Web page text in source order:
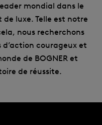
mondial dans le
luxe. Telle est notre
nous recherchons
d’action courageux et
de BOGNER et
de réussite.